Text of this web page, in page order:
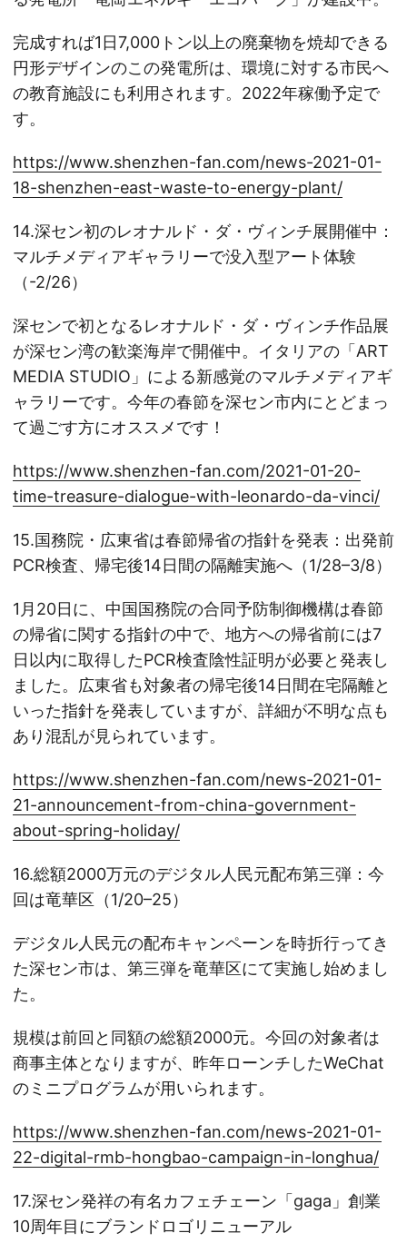
完成すれば1日7,000トン以上の廃棄物を焼却できる
円形デザインのこの発電所は、環境に対する市民へ
の教育施設にも利用されます。2022年稼働予定で
す。
https://www.shenzhen-fan.com/news-2021-01-
18-shenzhen-east-waste-to-energy-plant/
14.深セン初のレオナルド・ダ・ヴィンチ展開催中：
マルチメディアギャラリーで没入型アート体験
（-2/26）
深センで初となるレオナルド・ダ・ヴィンチ作品展
が深セン湾の歓楽海岸で開催中。イタリアの「ART
MEDIA STUDIO」による新感覚のマルチメディアギ
ャラリーです。今年の春節を深セン市内にとどまっ
て過ごす方にオススメです！
https://www.shenzhen-fan.com/2021-01-20-
time-treasure-dialogue-with-leonardo-da-vinci/
15.国務院・広東省は春節帰省の指針を発表：出発前
PCR検査、帰宅後14日間の隔離実施へ（1/28–3/8）
1月20日に、中国国務院の合同予防制御機構は春節
の帰省に関する指針の中で、地方への帰省前には7
日以内に取得したPCR検査陰性証明が必要と発表し
ました。広東省も対象者の帰宅後14日間在宅隔離と
いった指針を発表していますが、詳細が不明な点も
あり混乱が見られています。
https://www.shenzhen-fan.com/news-2021-01-
21-announcement-from-china-government-
about-spring-holiday/
16.総額2000万元のデジタル人民元配布第三弾：今
回は竜華区（1/20–25）
デジタル人民元の配布キャンペーンを時折行ってき
た深セン市は、第三弾を竜華区にて実施し始めまし
た。
規模は前回と同額の総額2000元。今回の対象者は
商事主体となりますが、昨年ローンチしたWeChat
のミニプログラムが用いられます。
https://www.shenzhen-fan.com/news-2021-01-
22-digital-rmb-hongbao-campaign-in-longhua/
17.深セン発祥の有名カフェチェーン「gaga」創業
10周年目にブランドロゴリニューアル